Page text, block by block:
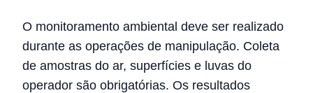
O monitoramento ambiental deve ser realizado
durante as operações de manipulação. Coleta
de amostras do ar, superfícies e luvas do
operador são obrigatórias. Os resultados